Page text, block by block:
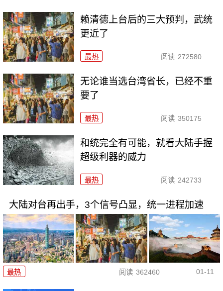
赖清德上台后的三大预判，武统
更近了
最热 阅读 272580
无论谁当选台湾省长，已经不重
要了
最热 阅读 350175
和统完全有可能，就看大陆手握
超级利器的威力
最热 阅读 242733
大陆对台再出手，3个信号凸显，统一进程加速
最热 阅读 362460 01-11